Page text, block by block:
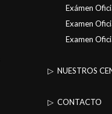
Exámen
Examen
Examen
▷ NUESTROS
▷ CONTACTO